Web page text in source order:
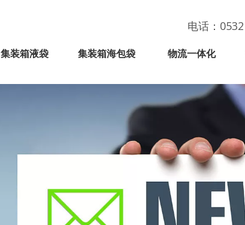
电话：
集装箱液袋 集装箱海包袋 物流一体化